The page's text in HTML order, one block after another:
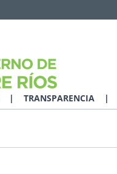
| TRANSPARENCIA |